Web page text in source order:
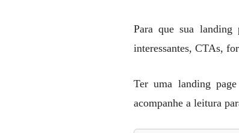
Para que sua landing
interessantes, CTAs,
Ter uma landing
acompanhe a leitura